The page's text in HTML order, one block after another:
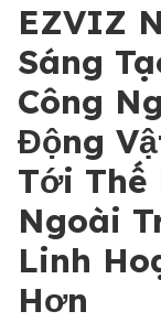
EZVIZ
Sáng
Công
Động
Tới Thế
Ngoài
Linh
Hơn